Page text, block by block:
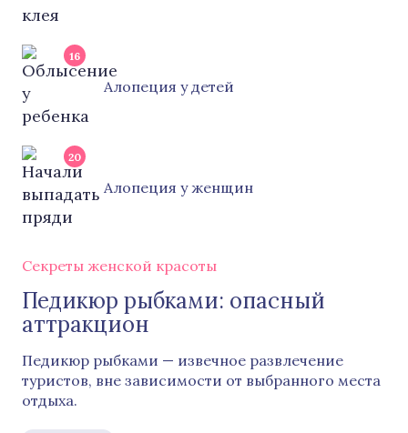
16
Алопеция у детей
20
Алопеция у женщин
Секреты женской красоты
Педикюр рыбками: опасный
аттракцион
Педикюр рыбками — извечное развлечение
туристов, вне зависимости от выбранного места
отдыха.